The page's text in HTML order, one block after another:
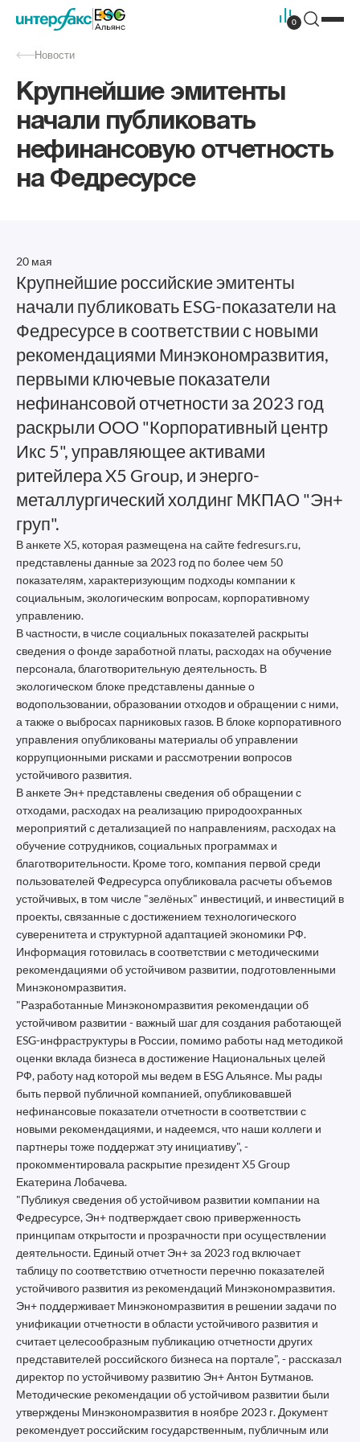
0
Новости
Крупнейшие эмитенты
начали публиковать
нефинансовую отчетность
на Федресурсе
20 мая
Крупнейшие российские эмитенты
начали публиковать ESG-показатели на
Федресурсе в соответствии с новыми
рекомендациями Минэкономразвития,
первыми ключевые показатели
нефинансовой отчетности за 2023 год
раскрыли ООО "Корпоративный центр
Икс 5", управляющее активами
ритейлера X5 Group, и энерго-
металлургический холдинг МКПАО "Эн+
груп".
В анкете Х5, которая размещена на сайте fedresurs.ru,
представлены данные за 2023 год по более чем 50
показателям, характеризующим подходы компании к
социальным, экологическим вопросам, корпоративному
управлению.
В частности, в числе социальных показателей раскрыты
сведения о фонде заработной платы, расходах на обучение
персонала, благотворительную деятельность. В
экологическом блоке представлены данные о
водопользовании, образовании отходов и обращении с ними,
а также о выбросах парниковых газов. В блоке корпоративного
управления опубликованы материалы об управлении
коррупционными рисками и рассмотрении вопросов
устойчивого развития.
В анкете Эн+ представлены сведения об обращении с
отходами, расходах на реализацию природоохранных
мероприятий с детализацией по направлениям, расходах на
обучение сотрудников, социальных программах и
благотворительности. Кроме того, компания первой среди
пользователей Федресурса опубликовала расчеты объемов
устойчивых, в том числе "зелёных" инвестиций, и инвестиций в
проекты, связанные с достижением технологического
суверенитета и структурной адаптацией экономики РФ.
Информация готовилась в соответствии с методическими
рекомендациями об устойчивом развитии, подготовленными
Минэкономразвития.
"Разработанные Минэкономразвития рекомендации об
устойчивом развитии - важный шаг для создания работающей
ESG-инфраструктуры в России, помимо работы над методикой
оценки вклада бизнеса в достижение Национальных целей
РФ, работу над которой мы ведем в ESG Альянсе. Мы рады
быть первой публичной компанией, опубликовавшей
нефинансовые показатели отчетности в соответствии с
новыми рекомендациями, и надеемся, что наши коллеги и
партнеры тоже поддержат эту инициативу", -
прокомментировала раскрытие президент Х5 Group
Екатерина Лобачева.
"Публикуя сведения об устойчивом развитии компании на
Федресурсе, Эн+ подтверждает свою приверженность
принципам открытости и прозрачности при осуществлении
деятельности. Единый отчет Эн+ за 2023 год включает
таблицу по соответствию отчетности перечню показателей
устойчивого развития из рекомендаций Минэкономразвития.
Эн+ поддерживает Минэкономразвития в решении задачи по
унификации отчетности в области устойчивого развития и
считает целесообразным публикацию отчетности других
представителей российского бизнеса на портале", - рассказал
директор по устойчивому развитию Эн+ Антон Бутманов.
Методические рекомендации об устойчивом развитии были
утверждены Минэкономразвития в ноябре 2023 г. Документ
рекомендует российским государственным, публичным или